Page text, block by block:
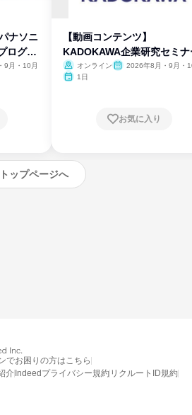
ナソニ
ログラ
9月・10月
【動画コンテンツ】
KADOKAWA企業研究セミナ
オンライン
2026年8月・9月・
1日
お気に入り
トップページへ
リーするとプログラムの詳細案内を
受け取れるようになります
でお困りの方はこちら
介 Indeedプライバシー規約 リクルートID規約